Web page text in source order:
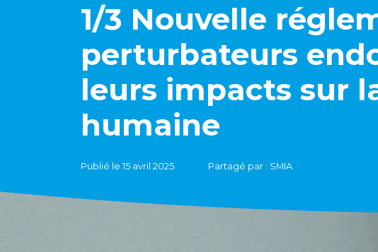
1/3 Nouvelle
perturbateurs
leurs impacts sur
humaine
Publié le 15 avril 2025 Partagé par : SMIA